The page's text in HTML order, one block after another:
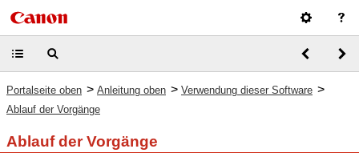
Portalseite oben > Anleitung oben > Verwendung dieser Software >
Ablauf der Vorgänge
Ablauf der Vorgänge